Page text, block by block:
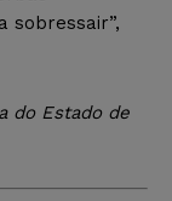
sobressair”,
do Estado de